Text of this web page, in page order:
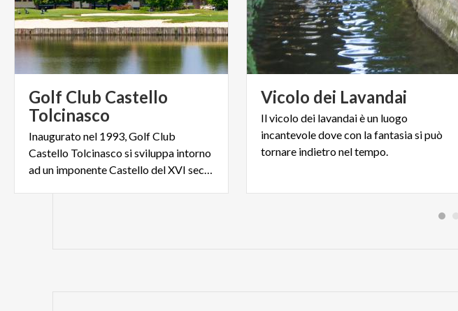
Golf Club Castello
Tolcinasco
Inaugurato nel 1993, Golf Club
Castello Tolcinasco si sviluppa intorno
ad un imponente Castello del XVI secolo e alla sua antica corte.
Vicolo dei Lavandai
Il vicolo dei lavandai è un luogo
incantevole dove con la fantasia si può
tornare indietro nel tempo.